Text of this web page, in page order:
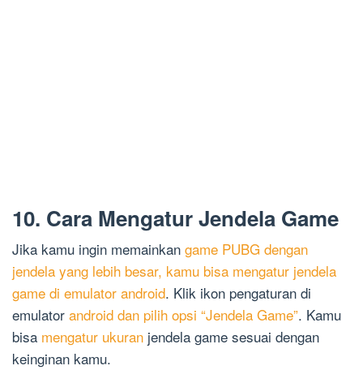
10. Cara Mengatur Jendela Game
Jika kamu ingin memainkan game PUBG dengan
jendela yang lebih besar, kamu bisa mengatur jendela
game di emulator android. Klik ikon pengaturan di
emulator android dan pilih opsi “Jendela Game”. Kamu
bisa mengatur ukuran jendela game sesuai dengan
keinginan kamu.